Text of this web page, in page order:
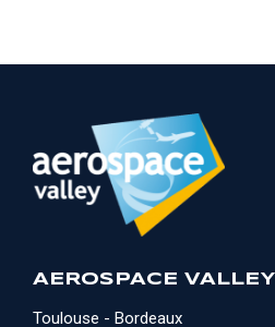
AEROSPACE VALLEY
Toulouse - Bordeaux